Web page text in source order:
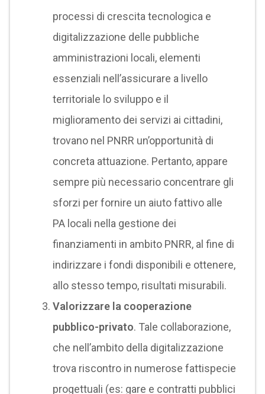
processi di crescita tecnologica e
digitalizzazione delle pubbliche
amministrazioni locali, elementi
essenziali nell’assicurare a livello
territoriale lo sviluppo e il
miglioramento dei servizi ai cittadini,
trovano nel PNRR un’opportunità di
concreta attuazione. Pertanto, appare
sempre più necessario concentrare gli
sforzi per fornire un aiuto fattivo alle
PA locali nella gestione dei
finanziamenti in ambito PNRR, al fine di
indirizzare i fondi disponibili e ottenere,
allo stesso tempo, risultati misurabili.
Valorizzare la cooperazione
pubblico-privato. Tale collaborazione,
che nell’ambito della digitalizzazione
trova riscontro in numerose fattispecie
progettuali (es: gare e contratti pubblici